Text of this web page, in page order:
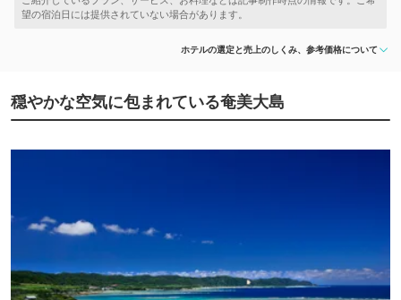
ホテルの選定と売上のしくみ、参考価格について
穏やかな空気に包まれている奄美大島